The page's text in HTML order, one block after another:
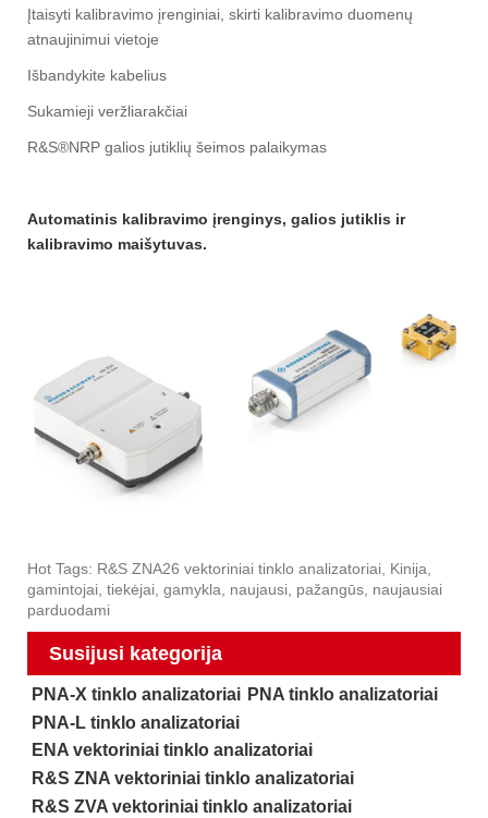
Įtaisyti kalibravimo įrenginiai, skirti kalibravimo duomenų
atnaujinimui vietoje
Išbandykite kabelius
Sukamieji veržliarakčiai
R&S®NRP galios jutiklių šeimos palaikymas
Automatinis kalibravimo įrenginys, galios jutiklis ir
kalibravimo maišytuvas.
Hot Tags: R&S ZNA26 vektoriniai tinklo analizatoriai, Kinija,
gamintojai, tiekėjai, gamykla, naujausi, pažangūs, naujausiai
parduodami
Susijusi kategorija
PNA-X tinklo analizatoriai PNA tinklo analizatoriai
PNA-L tinklo analizatoriai
ENA vektoriniai tinklo analizatoriai
R&S ZNA vektoriniai tinklo analizatoriai
R&S ZVA vektoriniai tinklo analizatoriai